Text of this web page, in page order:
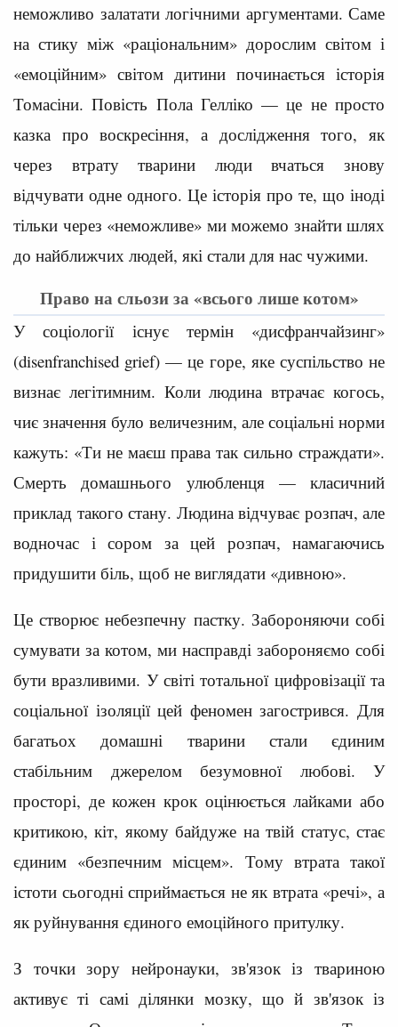
неможливо залатати логічними аргументами. Саме
на стику між «раціональним» дорослим світом і
«емоційним» світом дитини починається історія
Томасіни. Повість Пола Гелліко — це не просто
казка про воскресіння, а дослідження того, як
через втрату тварини люди вчаться знову
відчувати одне одного. Це історія про те, що іноді
тільки через «неможливе» ми можемо знайти шлях
до найближчих людей, які стали для нас чужими.
Право на сльози за «всього лише котом»
У соціології існує термін «дисфранчайзинг»
(disenfranchised grief) — це горе, яке суспільство не
визнає легітимним. Коли людина втрачає когось,
чиє значення було величезним, але соціальні норми
кажуть: «Ти не маєш права так сильно страждати».
Смерть домашнього улюбленця — класичний
приклад такого стану. Людина відчуває розпач, але
водночас і сором за цей розпач, намагаючись
придушити біль, щоб не виглядати «дивною».
Це створює небезпечну пастку. Забороняючи собі
сумувати за котом, ми насправді забороняємо собі
бути вразливими. У світі тотальної цифровізації та
соціальної ізоляції цей феномен загострився. Для
багатьох домашні тварини стали єдиним
стабільним джерелом безумовної любові. У
просторі, де кожен крок оцінюється лайками або
критикою, кіт, якому байдуже на твій статус, стає
єдиним «безпечним місцем». Тому втрата такої
істоти сьогодні сприймається не як втрата «речі», а
як руйнування єдиного емоційного притулку.
З точки зору нейронауки, зв'язок із твариною
активує ті самі ділянки мозку, що й зв'язок із